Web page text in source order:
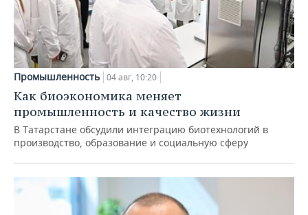
Промышленность 04 авг, 10:20
Как биоэкономика меняет
промышленность и качество жизни
В Татарстане обсудили интеграцию биотехнологий в
производство, образование и социальную сферу